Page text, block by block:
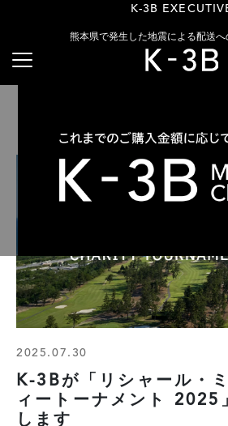
K-3B
【待望の新色登場】K-3B
熊本県で発生した地震による配送へ
干場氏が語る、春夏仕様へ進化した
INFORMATION
2025.07.30
K-3Bが「リシャール・
ィートーナメント 2025
します